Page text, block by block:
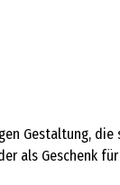
Gestaltung,
als Geschenk